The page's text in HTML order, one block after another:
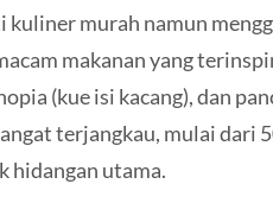
kuliner murah namun
makanan yang
(kue isi kacang), dan
terjangkau, mulai dari
hidangan utama.